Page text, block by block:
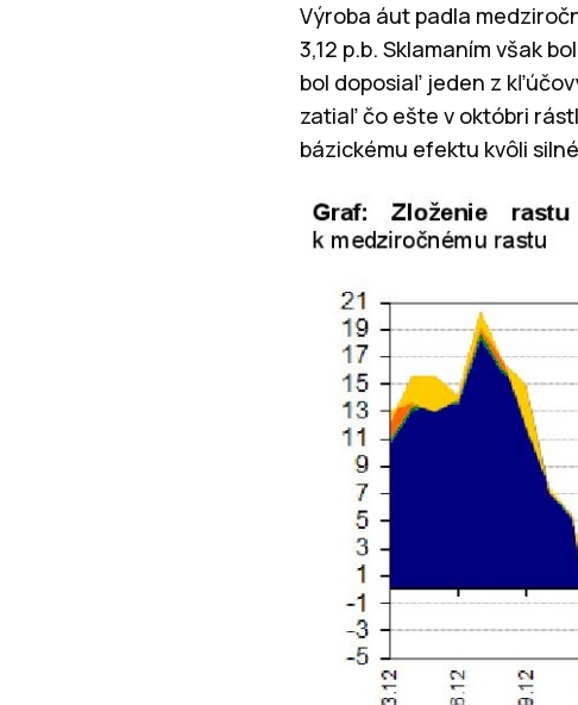
Výroba áut padla
3,12 p.b. Sklamaním však
bol doposiaľ jeden z
zatiaľ čo ešte v októbri
bázickému efektu kvôli